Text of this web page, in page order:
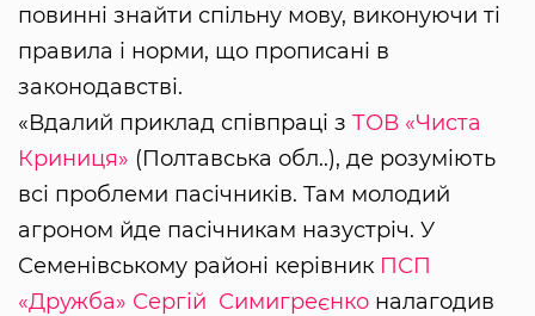
повинні знайти спільну мову, виконуючи ті
правила і норми, що прописані в
законодавстві.
«Вдалий приклад співпраці з ТОВ «Чиста
Криниця» (Полтавська обл..), де розуміють
всі проблеми пасічників. Там молодий
агроном йде пасічникам назустріч. У
Семенівському районі керівник ПСП
«Дружба» Сергій Симигреєнко налагодив